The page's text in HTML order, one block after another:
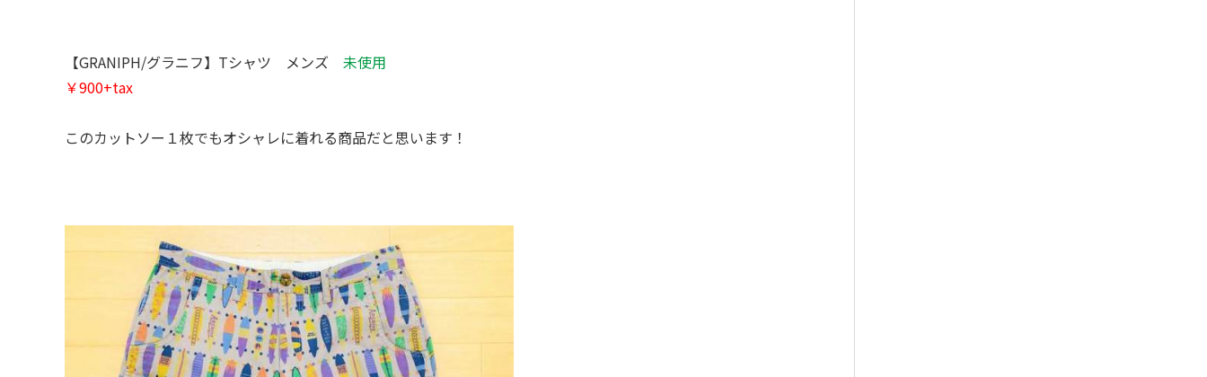
【GRANIPH/グラニフ】Tシャツ メンズ 未使用
￥900+tax
このカットソー１枚でもオシャレに着れる商品だと思います！